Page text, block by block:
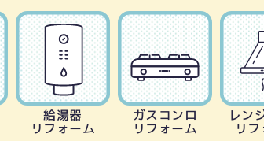
給湯器
リフォーム
ガスコンロ
リフォーム
レン
リ